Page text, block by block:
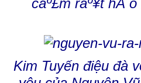
Kim Tuyến điệu đà